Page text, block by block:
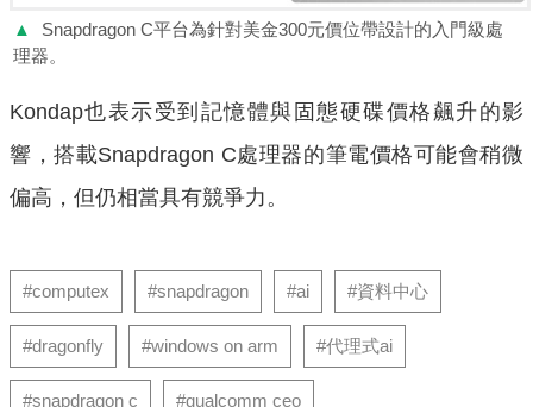
▲
Snapdragon C平台為針對美金300元價位帶設計的入門級處
理器。
Kondap也表示受到記憶體與固態硬碟價格飆升的影
響，搭載Snapdragon C處理器的筆電價格可能會稍微
偏高，但仍相當具有競爭力。
#computex #snapdragon #ai #資料中心
#dragonfly #windows on arm #代理式ai
#snapdragon c #qualcomm ceo